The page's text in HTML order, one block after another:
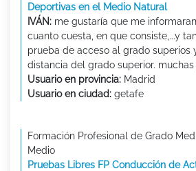
Deportivas en el Medio Natural
IVÁN: me gustaría que me
cuanto cuesta, en que consiste,...y
prueba de acceso al grado superios
distancia del grado superior.
Usuario en provincia: Madrid
Usuario en ciudad: getafe
Formación Profesional de Grado
Medio
Pruebas Libres FP Conducción de